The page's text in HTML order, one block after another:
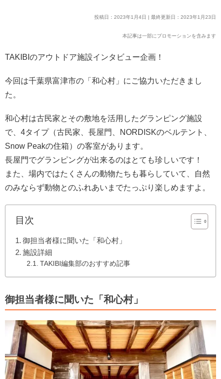
投稿日：2023年1月4日 | 最終更新日：2023年1月23日
本記事は一部にプロモーションを含みます
TAKIBIのアウトドア施設インタビュー企画！
今回は千葉県富津市の「和心村」にご協力いただきまし
た。
和心村は古民家とその敷地を活用したグランピング施設
で、4タイプ（古民家、長屋門、NORDISKのベルテント、
Snow Peakの住箱）の客室があります。
長屋門でグランピングが出来るのはとても珍しいです！
また、場内ではたくさんの動物たちも暮らしていて、自然
のみならず動物とのふれあいまでたっぷり楽しめますよ。
目次
御担当者様に聞いた「和心村」
施設詳細
TAKIBI編集部のおすすめ記事
御担当者様に聞いた「和心村」